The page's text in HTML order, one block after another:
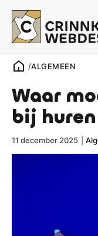
/ALGEMEEN
Waar
bij
11 december 2025